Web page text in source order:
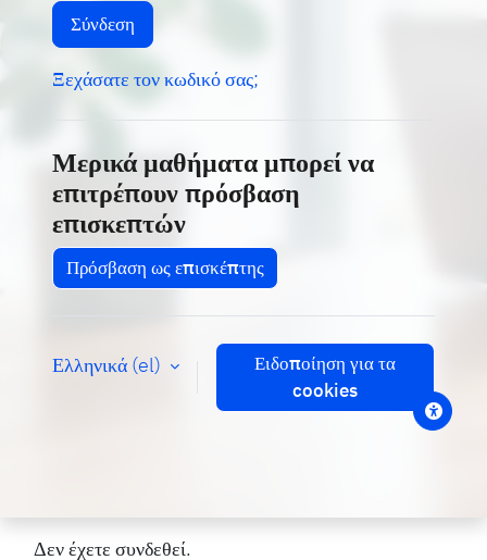
Σύνδεση
Ξεχάσατε τον κωδικό σας;
Μερικά μαθήματα μπορεί να
επιτρέπουν πρόσβαση
επισκεπτών
Πρόσβαση ως επισκέπτης
Ελληνικά ‎(el)‎
Ειδοποίηση για τα
cookies
Δεν έχετε συνδεθεί.